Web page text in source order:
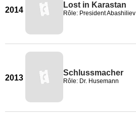
2014
Lost in Karastan
Rôle: President Abashiliev
2013
Schlussmacher
Rôle: Dr. Husemann